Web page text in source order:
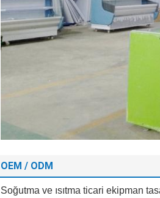
OEM / ODM
Soğutma ve ısıtma ticari ekipman